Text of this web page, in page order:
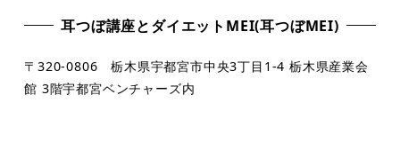
耳つぼ講座とダイエットMEI(耳つぼMEI)
〒320-0806 栃木県宇都宮市中央3丁目1-4 栃木県産業会
館 3階宇都宮ベンチャーズ内